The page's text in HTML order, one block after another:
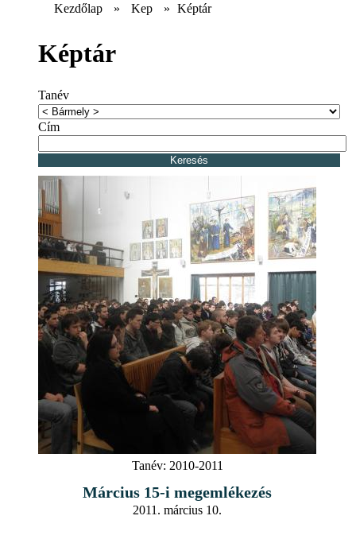
Kezdőlap » Kep » Képtár
Képtár
Tanév
Cím
Tanév: 2010-2011
Március 15-i megemlékezés
2011. március 10.